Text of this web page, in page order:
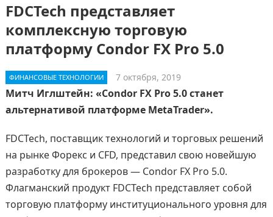
FDCTech представляет
комплексную торговую
платформу Condor FX Pro 5.0
ФИНАНСОВЫЕ ТЕХНОЛОГИИ 7 октября, 2019
Митч Иглштейн: «Condor FX Pro 5.0 станет
альтернативой платформе MetaTrader».
FDCTech, поставщик технологий и торговых решений
на рынке Форекс и CFD, представил свою новейшую
разработку для брокеров — Condor FX Pro 5.0.
Флагманский продукт FDCTech представляет собой
торговую платформу институционального уровня для